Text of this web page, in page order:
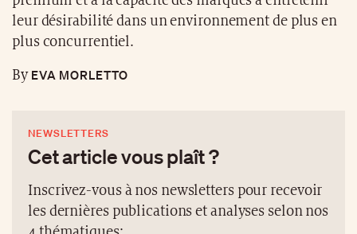
leur désirabilité dans un environnement de plus en
plus concurrentiel.
ByEVA MORLETTO
NEWSLETTERS
Cet article vous plaît ?
Inscrivez-vous à nos newsletters pour recevoir
les dernières publications et analyses selon nos